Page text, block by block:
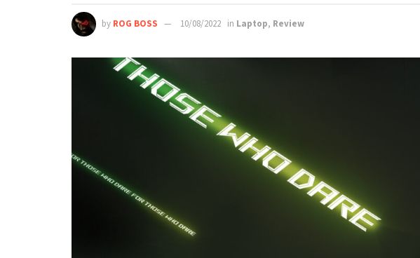
by ROG BOSS 10/08/2022 in Laptop, Review